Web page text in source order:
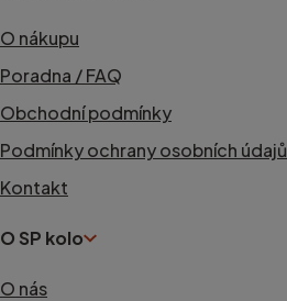
O nákupu
Poradna / FAQ
Obchodní podmínky
Podmínky ochrany osobních údajů
Kontakt
O SP kolo
O nás